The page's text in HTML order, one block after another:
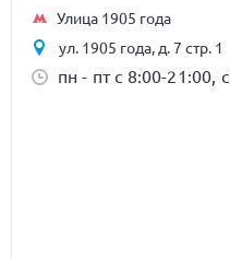
Улица 1905 года
ул. 1905 года, д. 7 стр. 1
пн - пт с 8:00-21:00,